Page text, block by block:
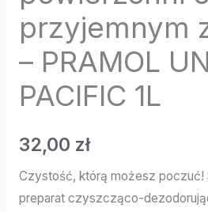
przyjemnym
– PRAMOL
PACIFIC 1L
32,00 zł
Czystość, którą możesz poczuć!
preparat czyszcząco-